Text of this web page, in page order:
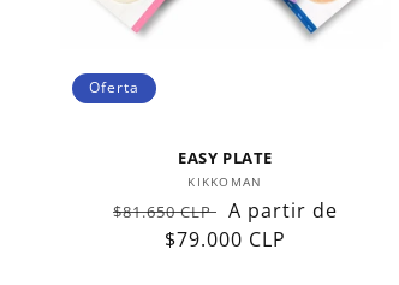
óOferta
EASY PLATE
Proveedor:
KIKKOMAN
Precio
habitual
$81.650 CLP Precio
de
A partir de
$79.000 CLP